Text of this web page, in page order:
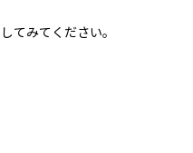
てみてください。